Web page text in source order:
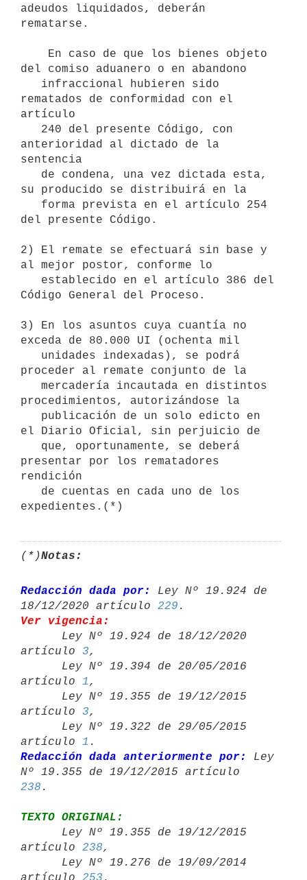
adeudos liquidados, deberán
rematarse.
del comiso aduanero o en abandono
rematados de conformidad con el
artículo
anterioridad al dictado de la
sentencia
su producido se distribuirá en la
del presente Código.
2) El remate se efectuará sin base y
al mejor postor, conforme lo
Código General del Proceso.
3) En los asuntos cuya cuantía no
exceda de 80.000 UI (ochenta mil
proceder al remate conjunto de la
procedimientos, autorizándose la
el Diario Oficial, sin perjuicio de
presentar por los rematadores
rendición
(*)Notas:
Redacción dada por:
Ley Nº 19.924 de
18/12/2020 artículo 229
Ver vigencia:
artículo 3,
artículo 1 ,
artículo 3,
artículo 1
Redacción dada anteriormente por:
Ley
Nº 19.355 de 19/12/2015 artículo
238
TEXTO ORIGINAL:
artículo 238,